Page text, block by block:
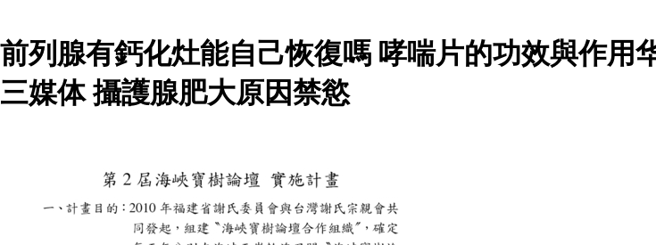
前列腺有鈣化灶能自己恢復嗎 哮喘片的功效與作用
三媒体 攝護腺肥大原因禁慾